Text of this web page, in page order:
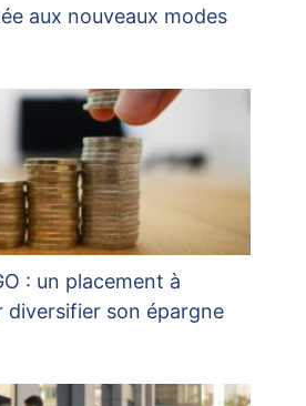
aux nouveaux modes
: un placement à
diversifier son épargne